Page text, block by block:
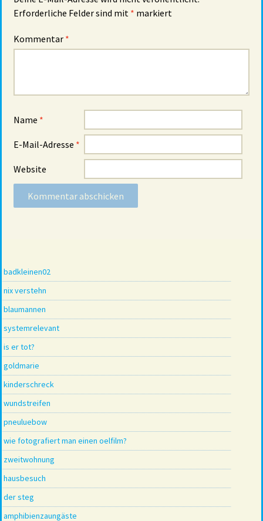
Erforderliche Felder sind mit * markiert
Kommentar *
Name *
E-Mail-Adresse *
Website
badkleinen02
nix verstehn
blaumannen
systemrelevant
is er tot?
goldmarie
kinderschreck
wundstreifen
pneuluebow
wie fotografiert man einen oelfilm?
zweitwohnung
hausbesuch
der steg
amphibienzaungäste